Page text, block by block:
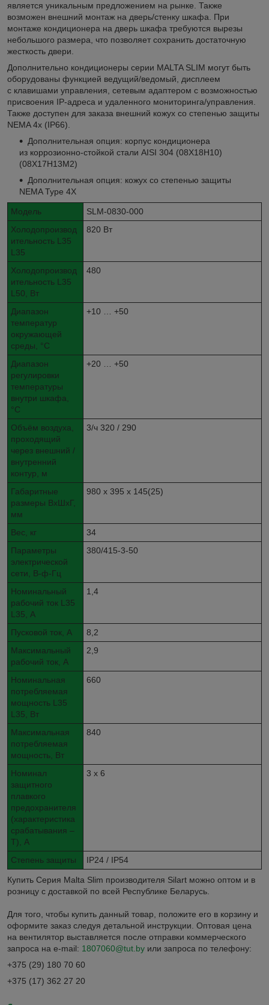
является уникальным предложением на рынке. Также
возможен внешний монтаж на дверь/стенку шкафа. При
монтаже кондиционера на дверь шкафа требуются вырезы
небольшого размера, что позволяет сохранить достаточную
жесткость двери.
Дополнительно кондиционеры серии MALTA SLIM могут быть
оборудованы функцией ведущий/ведомый, дисплеем
с клавишами управления, сетевым адаптером с возможностью
присвоения IP-адреса и удаленного мониторинга/управления.
Также доступен для заказа внешний кожух со степенью защиты
NEMA 4x (IP66).
Дополнительная опция: корпус кондиционера
из коррозионно-стойкой стали AISI 304 (08Х18Н10)
(08Х17Н13М2)
Дополнительная опция: кожух со степенью защиты
NEMA Type 4X
Модель
SLM-0830-000
Холодопроизвод
ительность L35
L35
820 Вт
Холодопроизвод
ительность L35
L50, Вт
480
Диапазон
температур
окружающей
среды, °С
+10 … +50
Диапазон
регулировки
температуры
внутри шкафа,
°С
+20 … +50
Объём воздуха,
проходящий
через внешний /
внутренний
контур, м
3/ч 320 / 290
Габаритные
размеры ВхШхГ,
мм
980 х 395 х 145(25)
Вес, кг
34
Параметры
электрической
сети, В-ф-Гц
380/415-3-50
Номинальный
рабочий ток L35
L35, А
1,4
Пусковой ток, А
8,2
Максимальный
рабочий ток, А
2,9
Номинальная
потребляемая
мощность L35
L35, Вт
660
Максимальная
потребляемая
мощность, Вт
840
Номинал
защитного
плавкого
предохранителя
(характеристика
срабатывания –
T), А
3 x 6
Степень защиты IP24 / IP54
Купить Серия Malta Slim производителя Silart можно оптом и в
розницу с доставкой по всей Республике Беларусь.
Для того, чтобы купить данный товар, положите его в корзину и
оформите заказ следуя детальной инструкции. Оптовая цена
на вентилятор выставляется после отправки коммерческого
запроса на e-mail: 1807060@tut.by или запроса по телефону:
+375 (29) 180 70 60
+375 (17) 362 27 20